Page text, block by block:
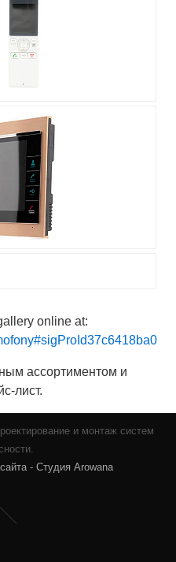
online at:
ассортиментом и
лист.
и монтаж систем
- Студия Arowana